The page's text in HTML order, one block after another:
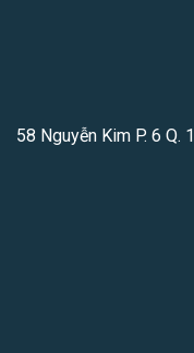
58 Nguyễn Kim P. 6 Q.